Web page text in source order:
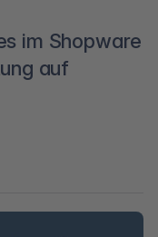
im Shopware
auf